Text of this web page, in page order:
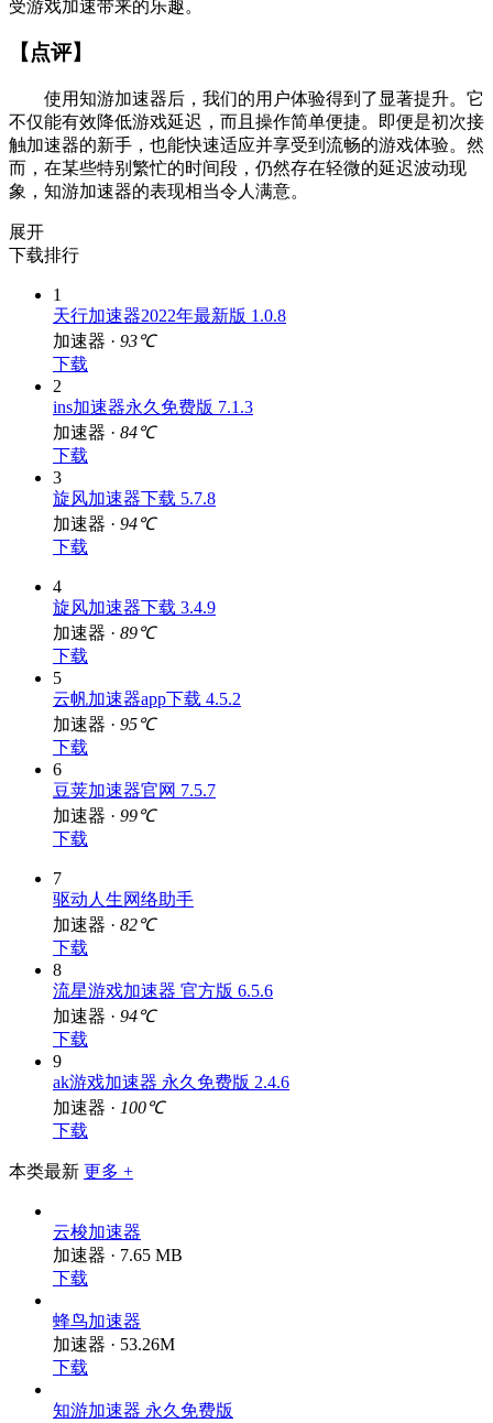
受游戏加速带来的乐趣。
【点评】
使用知游加速器后，我们的用户体验得到了显著提升。它
不仅能有效降低游戏延迟，而且操作简单便捷。即便是初次接
触加速器的新手，也能快速适应并享受到流畅的游戏体验。然
而，在某些特别繁忙的时间段，仍然存在轻微的延迟波动现
象，知游加速器的表现相当令人满意。
展开
下载排行
1
天行加速器2022年最新版 1.0.8
加速器 · 93℃
下载
2
ins加速器永久免费版 7.1.3
加速器 · 84℃
下载
3
旋风加速器下载 5.7.8
加速器 · 94℃
下载
4
旋风加速器下载 3.4.9
加速器 · 89℃
下载
5
云帆加速器app下载 4.5.2
加速器 · 95℃
下载
6
豆荚加速器官网 7.5.7
加速器 · 99℃
下载
7
驱动人生网络助手
加速器 · 82℃
下载
8
流星游戏加速器 官方版 6.5.6
加速器 · 94℃
下载
9
ak游戏加速器 永久免费版 2.4.6
加速器 · 100℃
下载
本类最新 更多 +
云梭加速器
加速器 · 7.65 MB
下载
蜂鸟加速器
加速器 · 53.26M
下载
知游加速器 永久免费版